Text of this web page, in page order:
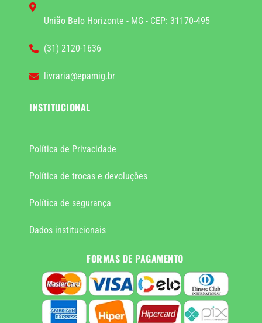
União Belo Horizonte - MG - CEP: 31170-495
(31) 2120-1636
livraria@epamig.br
INSTITUCIONAL
Política de Privacidade
Política de trocas e devoluções
Política de segurança
Dados institucionais
FORMAS DE PAGAMENTO